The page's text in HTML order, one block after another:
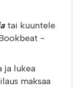
tai kuuntele
-
ja lukea
maksaa